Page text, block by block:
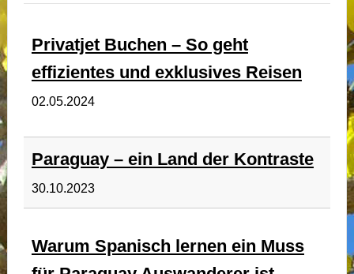
Privatjet Buchen – So geht
effizientes und exklusives Reisen
02.05.2024
Paraguay – ein Land der Kontraste
30.10.2023
Warum Spanisch lernen ein Muss